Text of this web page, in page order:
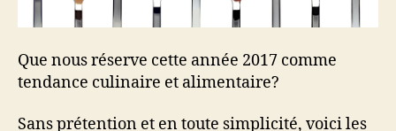
Que nous réserve cette année 2017 comme
tendance culinaire et alimentaire?
Sans prétention et en toute simplicité, voici les